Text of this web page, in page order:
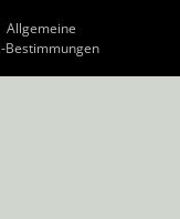
Allgemeine
Bestimmungen